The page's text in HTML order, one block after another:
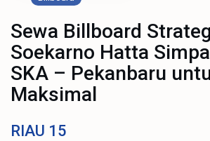
Sewa Billboard
Soekarno Hatta
SKA – Pekanbaru
Maksimal
RIAU 15